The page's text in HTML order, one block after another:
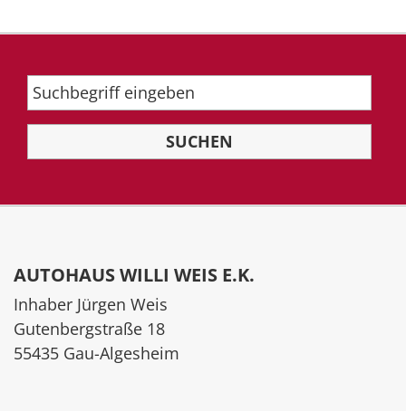
AUTOHAUS WILLI WEIS E.K.
Inhaber Jürgen Weis
Gutenbergstraße 18
55435 Gau-Algesheim